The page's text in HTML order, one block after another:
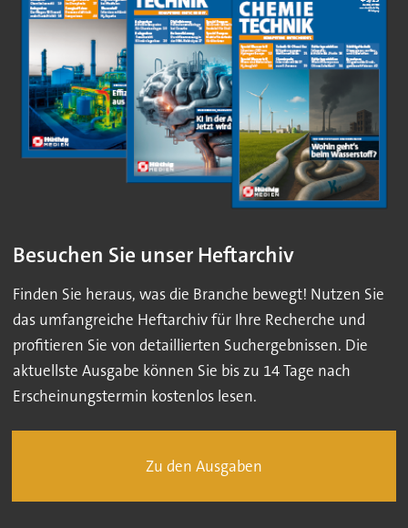
Besuchen Sie unser Heftarchiv
Finden Sie heraus, was die Branche bewegt! Nutzen Sie
das umfangreiche Heftarchiv für Ihre Recherche und
profitieren Sie von detaillierten Suchergebnissen. Die
aktuellste Ausgabe können Sie bis zu 14 Tage nach
Erscheinungstermin kostenlos lesen.
Zu den Ausgaben